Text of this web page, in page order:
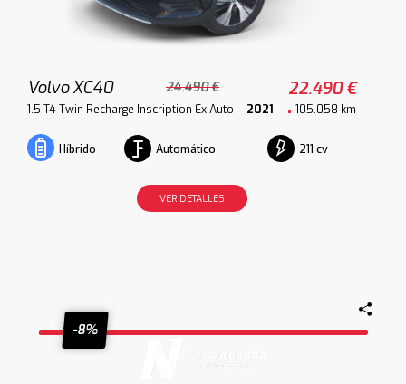
Volvo XC40 24.490 € 22.490 €
1.5 T4 Twin Recharge Inscription Ex Auto 2021 105.058 km
Híbrido Automático 211 cv
VER DETALLES
-8%